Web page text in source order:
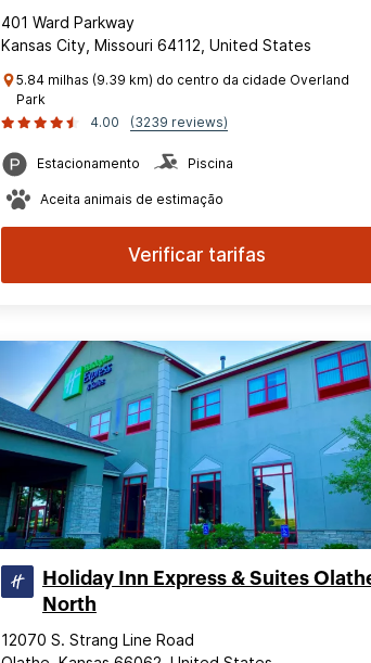
401 Ward Parkway
Kansas City, Missouri 64112, United States
5.84 milhas (9.39 km) do centro da cidade Overland
Park
4.00
(3239 reviews)
Estacionamento Piscina
Aceita animais de estimação
Verificar tarifas
Holiday Inn Express & Suites
North
12070 S. Strang Line Road